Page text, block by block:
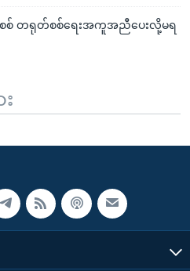
စစ် တရုတ်စစ်ရေးအကူအညီပေးလို့မရ